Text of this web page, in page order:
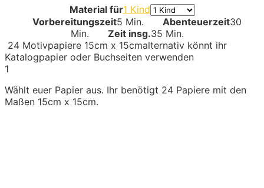
Material für1 Kind
Vorbereitungszeit5 Min. Abenteuerzeit30
Min.
Zeit insg.35 Min.
24 Motivpapiere 15cm x 15cmalternativ könnt ihr
Katalogpapier oder Buchseiten verwenden
1
Wählt euer Papier aus. Ihr benötigt 24 Papiere mit den
Maßen 15cm x 15cm.